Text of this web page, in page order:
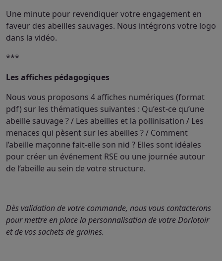
Une minute pour revendiquer votre engagement en
faveur des abeilles sauvages. Nous intégrons votre logo
dans la vidéo.
***
Les affiches pédagogiques
Nous vous proposons 4 affiches numériques (format
pdf) sur les thématiques suivantes : Qu’est-ce qu’une
abeille sauvage ? / Les abeilles et la pollinisation / Les
menaces qui pèsent sur les abeilles ? / Comment
l’abeille maçonne fait-elle son nid ? Elles sont idéales
pour créer un événement RSE ou une journée autour
de l’abeille au sein de votre structure.
Dès validation de votre commande, nous vous contacterons
pour mettre en place la personnalisation de votre Dorlotoir
et de vos sachets de graines.